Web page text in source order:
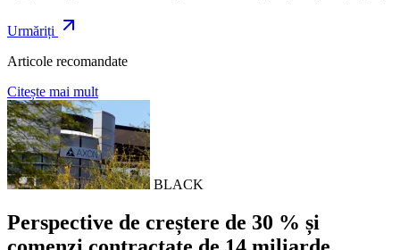
Urmăriți
Articole recomandate
Citește mai mult
BLACK
Perspective de creștere de 30 % și